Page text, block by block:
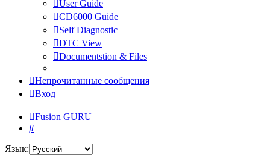
User Guide
CD6000 Guide
Self Diagnostic
DTC View
Documentstion & Files
Непрочитанные сообщения
Вход
Fusion GURU
Поиск
Язык: